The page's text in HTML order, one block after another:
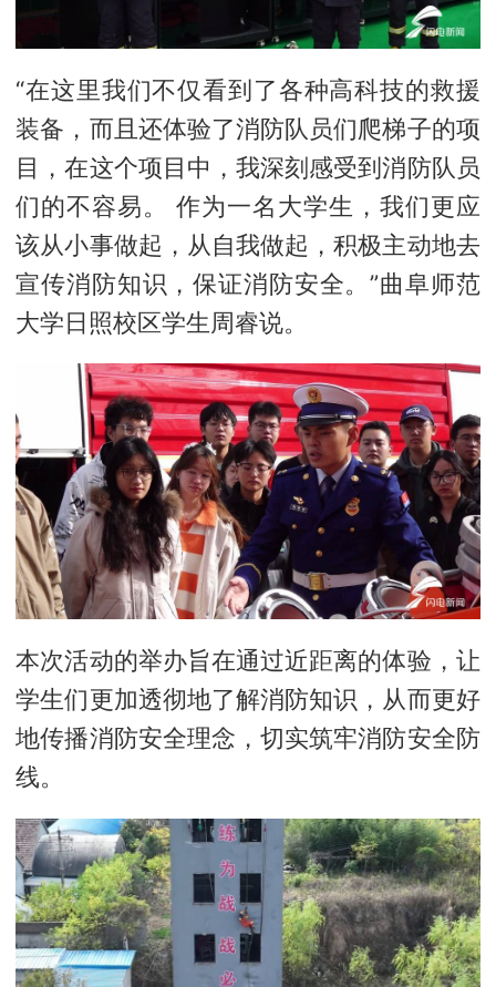
“在这里我们不仅看到了各种高科技的救援
装备，而且还体验了消防队员们爬梯子的项
目，在这个项目中，我深刻感受到消防队员
们的不容易。 作为一名大学生，我们更应
该从小事做起，从自我做起，积极主动地去
宣传消防知识，保证消防安全。”曲阜师范
大学日照校区学生周睿说。
本次活动的举办旨在通过近距离的体验，让
学生们更加透彻地了解消防知识，从而更好
地传播消防安全理念，切实筑牢消防安全防
线。